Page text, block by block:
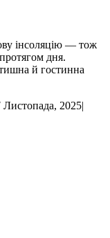
інсоляцію — тож
дня.
й гостинна
Листопада, 2025|